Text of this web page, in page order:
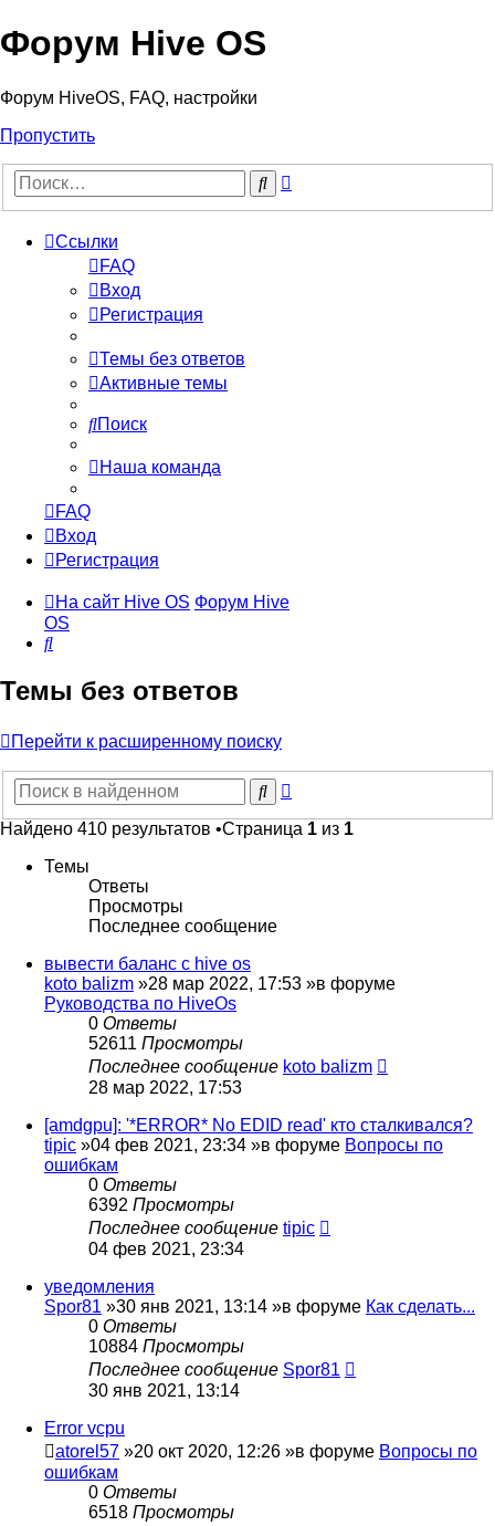
Форум Hive OS
Форум HiveOS, FAQ, настройки
Пропустить
Поиск
Ссылки
FAQ
Вход
Регистрация
Темы без ответов
Активные темы
Поиск
Наша команда
FAQ
Вход
Регистрация
На сайт Hive OS Форум Hive
OS
Поиск
Темы без ответов
Перейти к расширенному поиску
Поиск
Найдено 410 результатов •Страница 1 из 1
Темы
Ответы
Просмотры
Последнее сообщение
вывести баланс с hive os
koto balizm »28 мар 2022, 17:53 »в форуме
Руководства по HiveOs
0 Ответы
52611 Просмотры
Последнее сообщение koto balizm
28 мар 2022, 17:53
[amdgpu]: '*ERROR* No EDID read' кто сталкивался?
tipic »04 фев 2021, 23:34 »в форуме Вопросы по
ошибкам
0 Ответы
6392 Просмотры
Последнее сообщение tipic
04 фев 2021, 23:34
уведомления
Spor81 »30 янв 2021, 13:14 »в форуме Как сделать...
0 Ответы
10884 Просмотры
Последнее сообщение Spor81
30 янв 2021, 13:14
Error vcpu
atorel57 »20 окт 2020, 12:26 »в форуме Вопросы по
ошибкам
0 Ответы
6518 Просмотры